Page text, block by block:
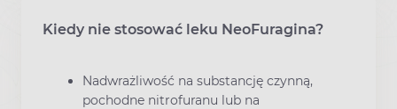
Kiedy nie stosować leku NeoFuragina?
Nadwrażliwość na substancję czynną,
pochodne nitrofuranu lub na